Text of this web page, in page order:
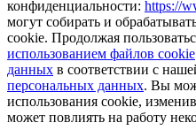
конфиденциальности: https://
могут собирать и
cookie. Продолжая
использованием файлов cookie
данных в соответствии с
персональных данных. Вы
использования cookie,
может повлиять на работу